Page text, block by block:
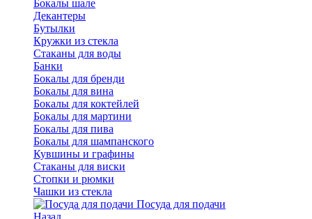
Бокалы шале
Декантеры
Бутылки
Кружки из стекла
Стаканы для воды
Банки
Бокалы для бренди
Бокалы для вина
Бокалы для коктейлей
Бокалы для мартини
Бокалы для пива
Бокалы для шампанского
Кувшины и графины
Стаканы для виски
Стопки и рюмки
Чашки из стекла
Посуда для подачи
Назад